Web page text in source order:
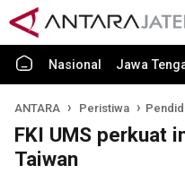
Nasional Jawa
ANTARA Peristiwa
FKI UMS perkuat
Taiwan